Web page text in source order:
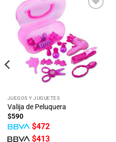
deseos
JUEGOS Y JUGUETES
Valija de Peluquera
$590
$472
$413